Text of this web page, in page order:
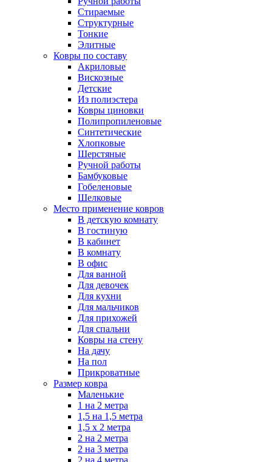
Стираемые
Структурные
Тонкие
Элитные
Ковры по составу
Акриловые
Вискозные
Детские
Из полиэстера
Ковры циновки
Полипропиленовые
Синтетические
Хлопковые
Шерстяные
Ручной работы
Бамбуковые
Гобеленовые
Шелковые
Место применение ковров
В детскую комнату
В гостиную
В кабинет
В комнату
В офис
Для ванной
Для девочек
Для кухни
Для мальчиков
Для прихожей
Для спальни
Ковры на стену
На дачу
На пол
Прикроватные
Размер ковра
Маленькие
1 на 2 метра
1,5 на 1,5 метра
1,5 х 2 метра
2 на 2 метра
2 на 3 метра
2 на 4 метра